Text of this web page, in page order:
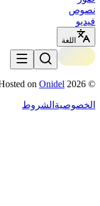
نصوص
فيديو
اللغة
©
2026
Onidel
الخصوصية الشروط